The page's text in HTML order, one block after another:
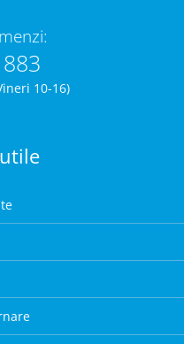
10-16)